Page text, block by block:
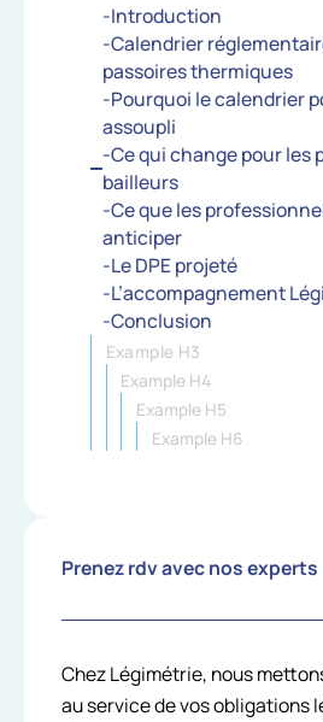
-Introduction
-Calendrier
passoires thermiques
-Pourquoi le calendrier
assoupli
-Ce qui change pour les
bailleurs
-Ce que les
anticiper
-Le DPE projeté
-L’accompagnement
-Conclusion
Example H3
Example H4
Example H5
Example H6
Prenez rdv avec nos experts
Chez Légimétrie, nous
au service de vos obligations